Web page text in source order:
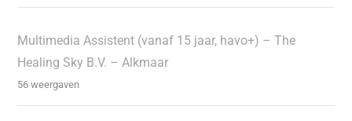
Multimedia Assistent (vanaf 15 jaar, havo+) – The
Healing Sky B.V. – Alkmaar
56 weergaven